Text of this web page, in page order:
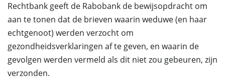
Rechtbank geeft de Rabobank de bewijsopdracht om
aan te tonen dat de brieven waarin weduwe (en haar
echtgenoot) werden verzocht om
gezondheidsverklaringen af te geven, en waarin de
gevolgen werden vermeld als dit niet zou gebeuren, zijn
verzonden.